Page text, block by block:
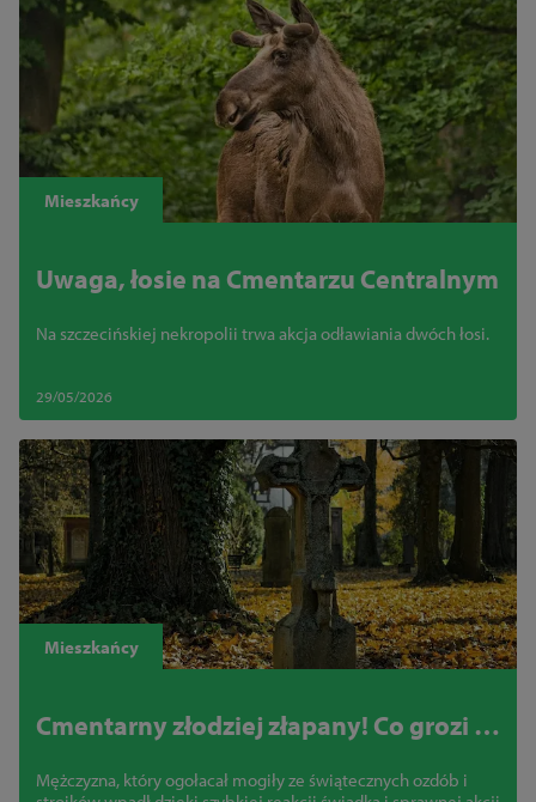
Mieszkańcy
Uwaga, łosie na Cmentarzu Centralnym
Na szczecińskiej nekropolii trwa akcja odławiania dwóch łosi.
29/05/2026
Mieszkańcy
Cmentarny złodziej złapany! Co grozi za
Mężczyzna, który ogołacał mogiły ze świątecznych ozdób i